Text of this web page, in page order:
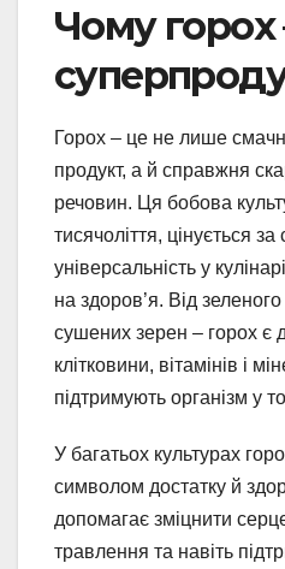
Чому горох
Горох – це не лише
продукт, а й справжня
речовин. Ця бобова
тисячоліття, цінується
універсальність у
на здоров’я. Від
сушених зерен – горох є
клітковини, вітамінів і
підтримують організм у
У багатьох культурах
символом достатку й
допомагає зміцнити
травлення та навіть